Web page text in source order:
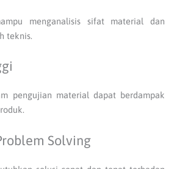
menganalisis sifat material dan
teknis.
pengujian material dapat berdampak
Solving